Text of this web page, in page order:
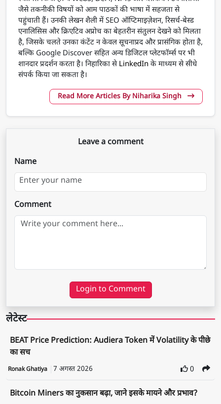
जैसे तकनीकी विषयों को आम पाठकों की भाषा में सहजता से
पहुंचाती हैं। उनकी लेखन शैली में SEO ऑप्टिमाइज़ेशन, रिसर्च-बेस्ड
एनालिसिस और क्रिएटिव अप्रोच का बेहतरीन संतुलन देखने को मिलता
है, जिसके चलते उनका कंटेंट न केवल सूचनाप्रद और प्रासंगिक होता है,
बल्कि Google Discover सहित अन्य डिजिटल प्लेटफॉर्म्स पर भी
शानदार प्रदर्शन करता है। निहारिका से LinkedIn के माध्यम से सीधे
संपर्क किया जा सकता है।
Read More Articles By Niharika Singh
Leave a comment
Name
Comment
Login to Comment
लेटेस्ट
BEAT Price Prediction: Audiera Token में Volatility के पीछे
का सच
Ronak Ghatiya 7 अगस्त 2026 0
Bitcoin Miners का नुकसान बढ़ा, जाने इसके मायने और प्रभाव?